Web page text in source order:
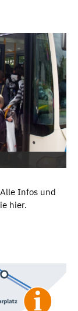
Infos und
hier.